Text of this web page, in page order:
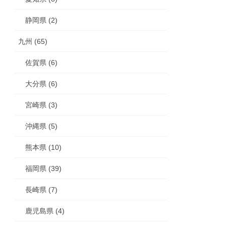
静岡県 (2)
九州 (65)
佐賀県 (6)
大分県 (6)
宮崎県 (3)
沖縄県 (5)
熊本県 (10)
福岡県 (39)
長崎県 (7)
鹿児島県 (4)